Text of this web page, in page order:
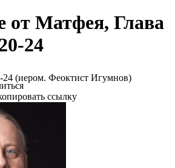
от Матфея, Глава
24
(иером. Феоктист Игумнов)